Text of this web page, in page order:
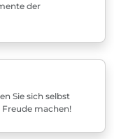
der
Sie sich selbst
machen!